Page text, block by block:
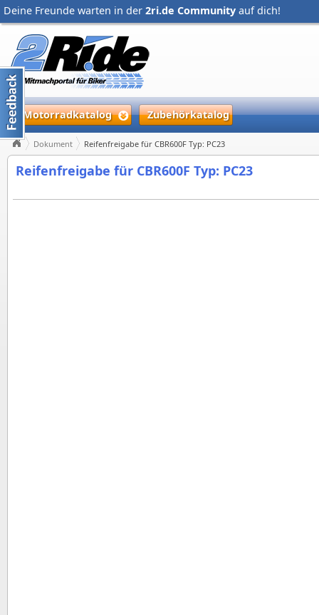
Deine Freunde warten in der 2ri.de Community auf dich!
Motorradkatalog Zubehörkatalog
Dokument Reifenfreigabe für CBR600F Typ: PC23
Reifenfreigabe für CBR600F Typ: PC23